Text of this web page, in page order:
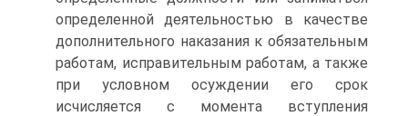
определенной деятельностью в качестве
дополнительного наказания к обязательным
работам, исправительным работам, а также
при условном осуждении его срок
исчисляется с момента вступления